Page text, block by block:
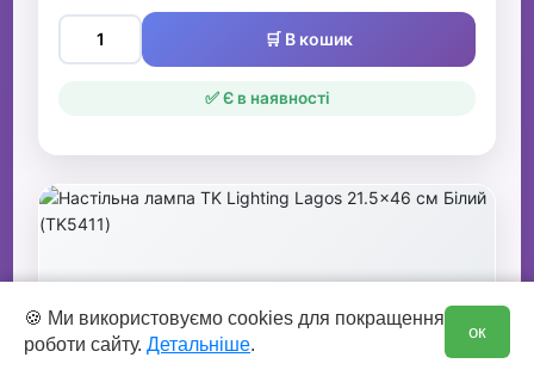
🛒 В кошик
✅ Є в наявності
🍪 Ми використовуємо cookies для покращення
роботи сайту. Детальніше.
ок
0